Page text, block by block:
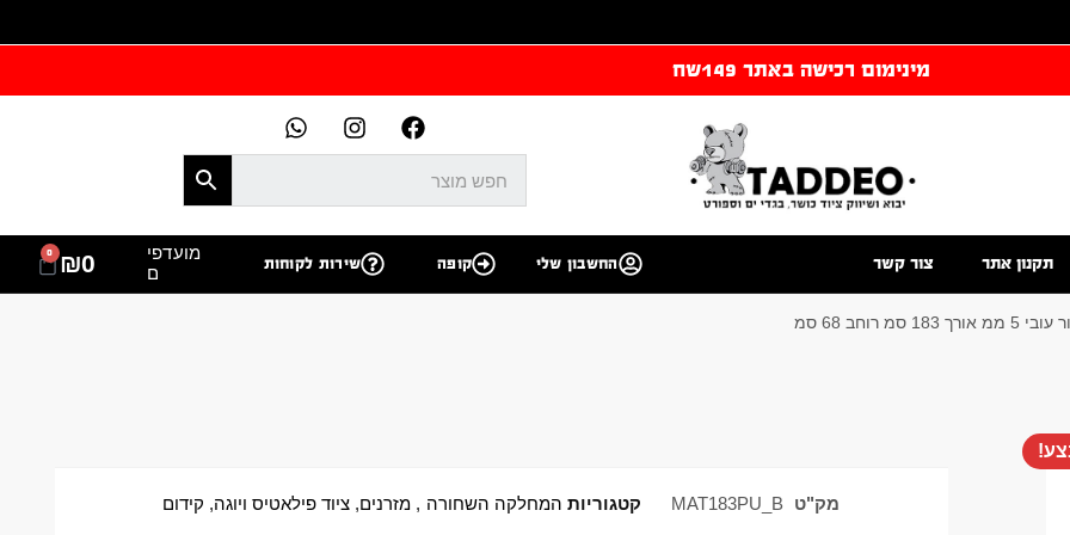
מינימום רכישה באתר 149שח
תקנון אתר צור קשר החשבון שלי קופה שירות לקוחות
מועדפי
ם
₪0
0
מק"ט MAT183PU_B קטגוריות המחלקה השחורה , מזרנים, ציוד פילאטיס ויוגה, קידום